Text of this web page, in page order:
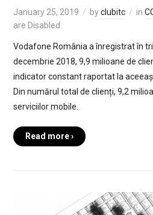
January 25, 2019 byclubitc in
are Disabled
Vodafone România a înregistrat în
decembrie 2018, 9,9 milioane de
indicator constant raportat la
Din numărul total de clienți, 9,2
serviciilor mobile.
Read more ›